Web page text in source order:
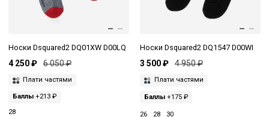
Носки Dsquared2 DQ01XW D00LQ
4 250 ₽ 6 050 ₽
Плати частями
Баллы +213 ₽
28
Носки Dsquared2 DQ1547 D00WI
3 500 ₽ 4 950 ₽
Плати частями
Баллы+175 ₽
26 28 30